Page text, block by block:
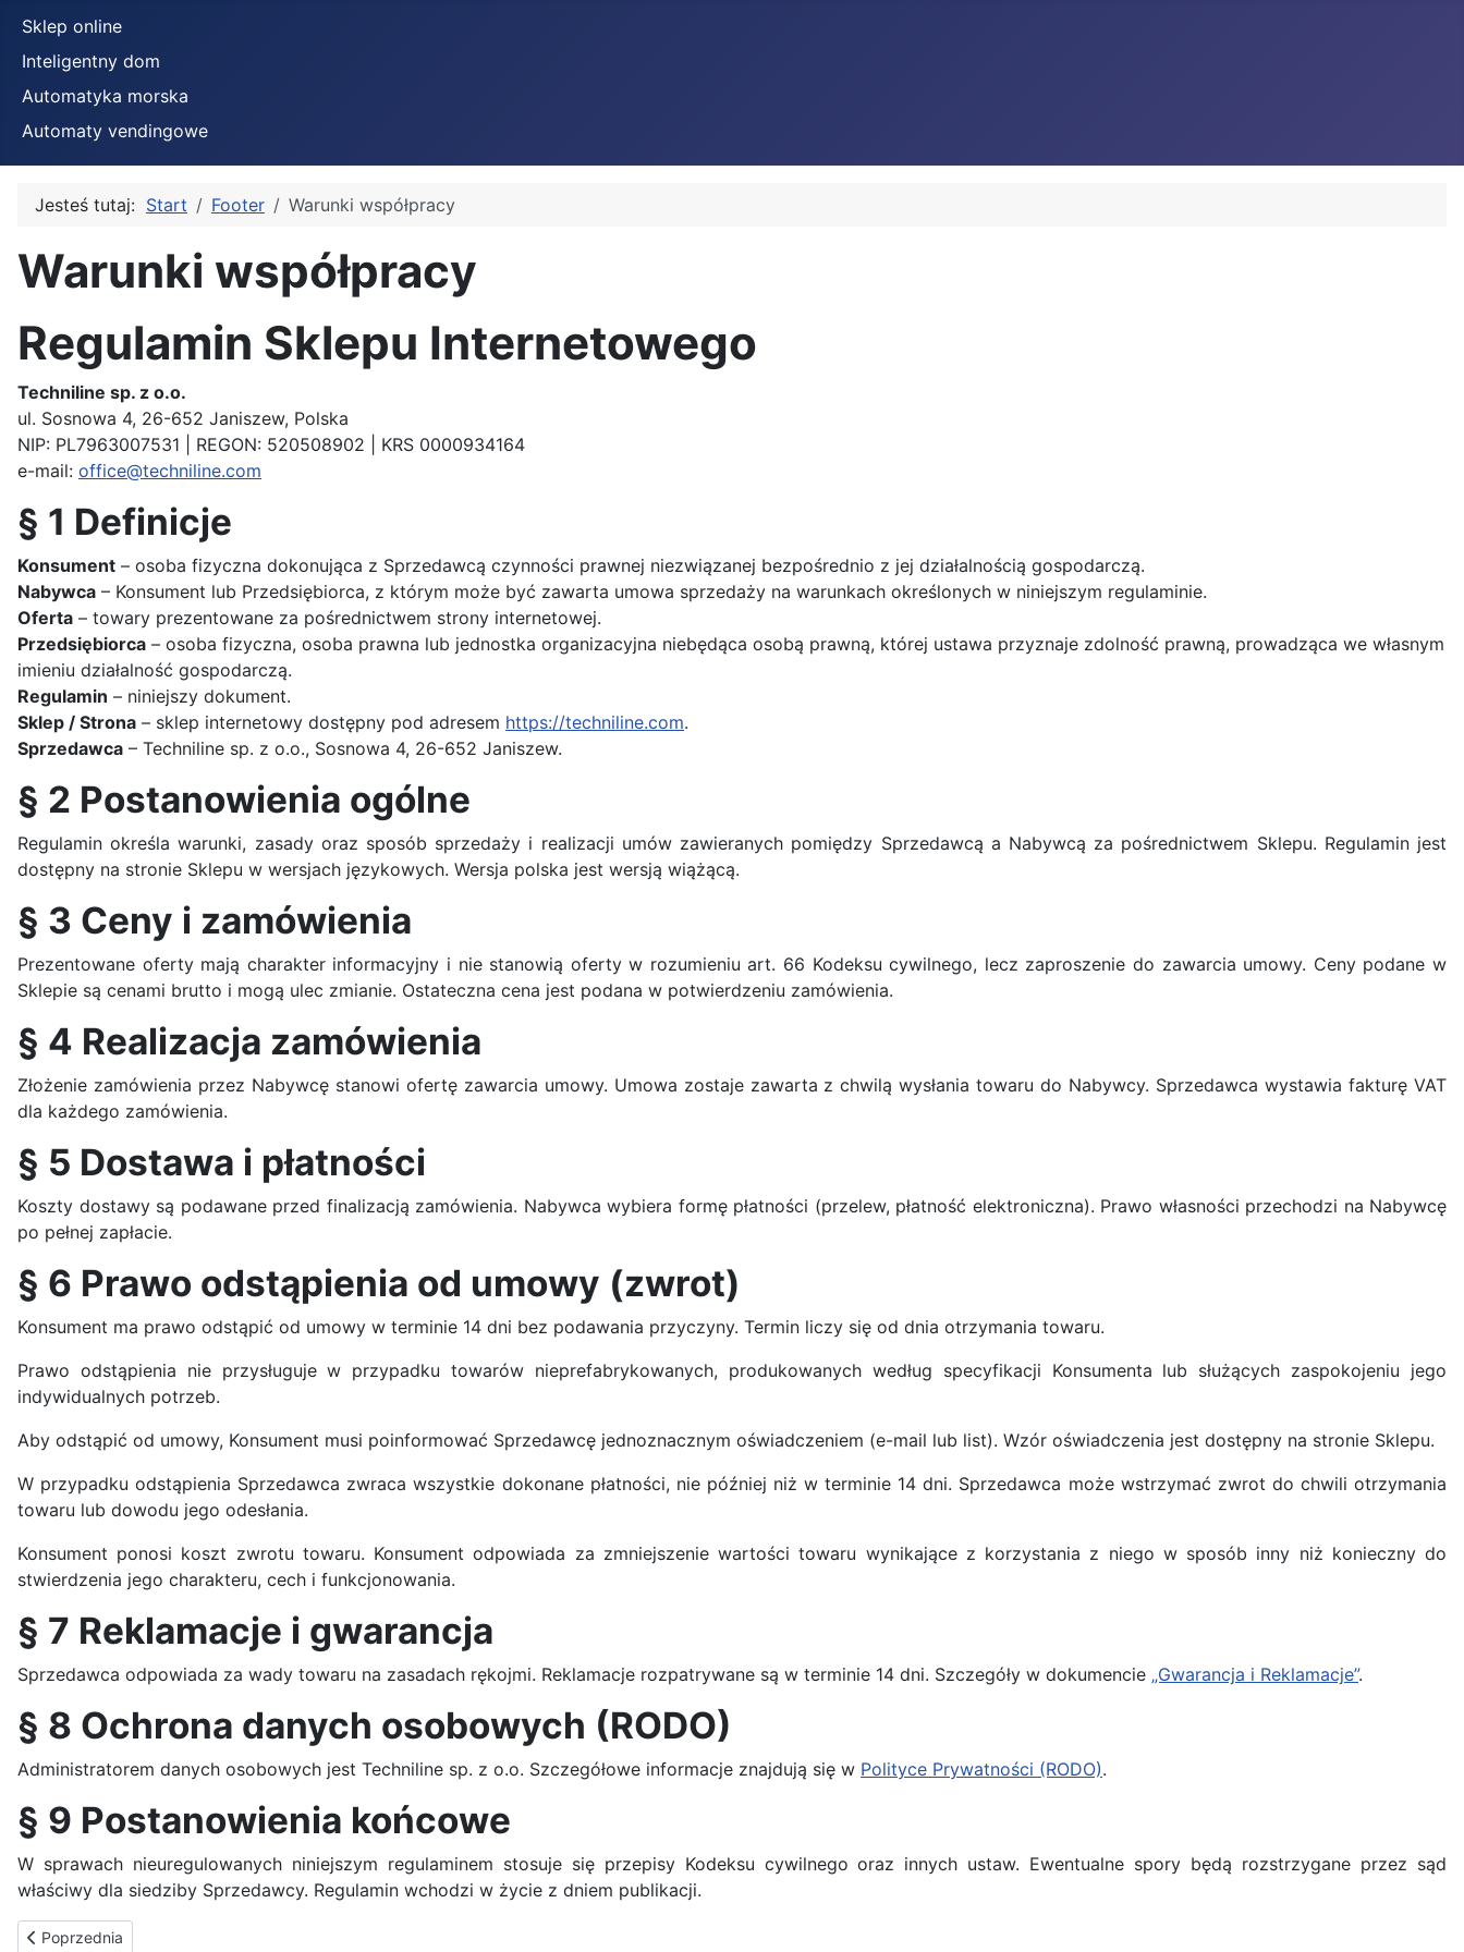
Sklep online
Inteligentny dom
Automatyka morska
Automaty vendingowe
Jesteś tutaj: Start Footer Warunki współpracy
Warunki współpracy
Regulamin Sklepu Internetowego
Techniline sp. z o.o.
ul. Sosnowa 4, 26-652 Janiszew, Polska
NIP: PL7963007531 | REGON: 520508902 | KRS 0000934164
e-mail: office@techniline.com
§ 1 Definicje
Konsument – osoba fizyczna dokonująca z Sprzedawcą czynności prawnej niezwiązanej bezpośrednio z jej działalnością gospodarczą.
Nabywca – Konsument lub Przedsiębiorca, z którym może być zawarta umowa sprzedaży na warunkach określonych w niniejszym regulaminie.
Oferta – towary prezentowane za pośrednictwem strony internetowej.
Przedsiębiorca – osoba fizyczna, osoba prawna lub jednostka organizacyjna niebędąca osobą prawną, której ustawa przyznaje zdolność prawną, prowadząca we własnym
imieniu działalność gospodarczą.
Regulamin – niniejszy dokument.
Sklep / Strona – sklep internetowy dostępny pod adresem https://techniline.com.
Sprzedawca – Techniline sp. z o.o., Sosnowa 4, 26-652 Janiszew.
§ 2 Postanowienia ogólne
Regulamin określa warunki, zasady oraz sposób sprzedaży i realizacji umów zawieranych pomiędzy Sprzedawcą a Nabywcą za pośrednictwem Sklepu. Regulamin jest
dostępny na stronie Sklepu w wersjach językowych. Wersja polska jest wersją wiążącą.
§ 3 Ceny i zamówienia
Prezentowane oferty mają charakter informacyjny i nie stanowią oferty w rozumieniu art. 66 Kodeksu cywilnego, lecz zaproszenie do zawarcia umowy. Ceny podane w
Sklepie są cenami brutto i mogą ulec zmianie. Ostateczna cena jest podana w potwierdzeniu zamówienia.
§ 4 Realizacja zamówienia
Złożenie zamówienia przez Nabywcę stanowi ofertę zawarcia umowy. Umowa zostaje zawarta z chwilą wysłania towaru do Nabywcy. Sprzedawca wystawia fakturę VAT
dla każdego zamówienia.
§ 5 Dostawa i płatności
Koszty dostawy są podawane przed finalizacją zamówienia. Nabywca wybiera formę płatności (przelew, płatność elektroniczna). Prawo własności przechodzi na Nabywcę
po pełnej zapłacie.
§ 6 Prawo odstąpienia od umowy (zwrot)
Konsument ma prawo odstąpić od umowy w terminie 14 dni bez podawania przyczyny. Termin liczy się od dnia otrzymania towaru.
Prawo odstąpienia nie przysługuje w przypadku towarów nieprefabrykowanych, produkowanych według specyfikacji Konsumenta lub służących zaspokojeniu jego
indywidualnych potrzeb.
Aby odstąpić od umowy, Konsument musi poinformować Sprzedawcę jednoznacznym oświadczeniem (e-mail lub list). Wzór oświadczenia jest dostępny na stronie Sklepu.
W przypadku odstąpienia Sprzedawca zwraca wszystkie dokonane płatności, nie później niż w terminie 14 dni. Sprzedawca może wstrzymać zwrot do chwili otrzymania
towaru lub dowodu jego odesłania.
Konsument ponosi koszt zwrotu towaru. Konsument odpowiada za zmniejszenie wartości towaru wynikające z korzystania z niego w sposób inny niż konieczny do
stwierdzenia jego charakteru, cech i funkcjonowania.
§ 7 Reklamacje i gwarancja
Sprzedawca odpowiada za wady towaru na zasadach rękojmi. Reklamacje rozpatrywane są w terminie 14 dni. Szczegóły w dokumencie „Gwarancja i Reklamacje”.
§ 8 Ochrona danych osobowych (RODO)
Administratorem danych osobowych jest Techniline sp. z o.o. Szczegółowe informacje znajdują się w Polityce Prywatności (RODO).
§ 9 Postanowienia końcowe
W sprawach nieuregulowanych niniejszym regulaminem stosuje się przepisy Kodeksu cywilnego oraz innych ustaw. Ewentualne spory będą rozstrzygane przez sąd
właściwy dla siedziby Sprzedawcy. Regulamin wchodzi w życie z dniem publikacji.
Poprzednia strona: Warunki gwarancji
Poprzednia